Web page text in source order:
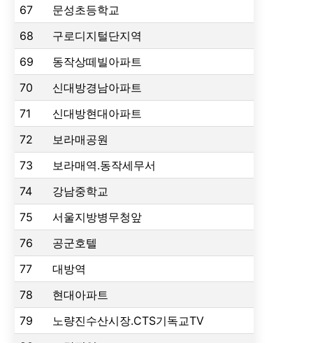
67
문성초등학교
68
구로디지털단지역
69
동작상떼빌아파트
70
신대방경남아파트
71
신대방현대아파트
72
보라매공원
73
보라매역.동작세무서
74
강남중학교
75
서울지방병무청앞
76
공군호텔
77
대방역
78
현대아파트
79
노량진수산시장.CTS기독교TV